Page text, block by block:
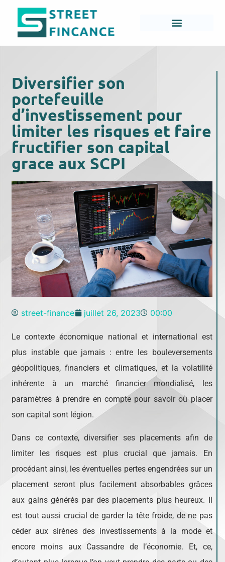
Diversifier son
portefeuille
d’investissement pour
limiter les risques et faire
fructifier son capital
grace aux SCPI
street-finance juillet 26, 2023 00:00
Le contexte économique national et international est
plus instable que jamais : entre les bouleversements
géopolitiques, financiers et climatiques, et la volatilité
inhérente à un marché financier mondialisé, les
paramètres à prendre en compte pour savoir où placer
son capital sont légion.
Dans ce contexte, diversifier ses placements afin de
limiter les risques est plus crucial que jamais. En
procédant ainsi, les éventuelles pertes engendrées sur un
placement seront plus facilement absorbables grâces
aux gains générés par des placements plus heureux. Il
est tout aussi crucial de garder la tête froide, de ne pas
céder aux sirènes des investissements à la mode et
encore moins aux Cassandre de l’économie. Et, ce,